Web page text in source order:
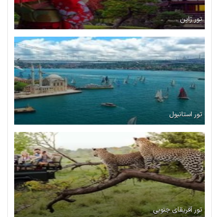
تور ژاپن
تور استانبول
تور آفریقای جنوبی